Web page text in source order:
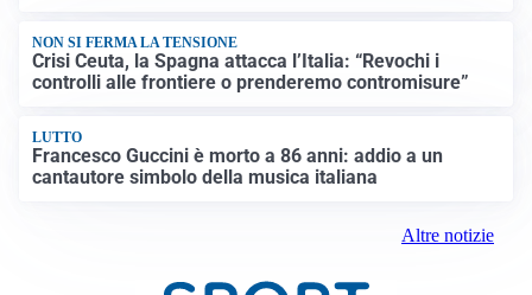
NON SI FERMA LA TENSIONE
Crisi Ceuta, la Spagna attacca l’Italia: “Revochi i
controlli alle frontiere o prenderemo contromisure”
LUTTO
Francesco Guccini è morto a 86 anni: addio a un
cantautore simbolo della musica italiana
Altre notizie